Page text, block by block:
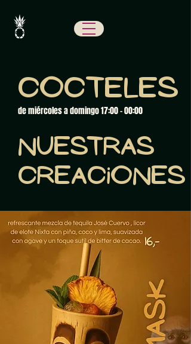
Cocteles
de miércoles a domingo 17:00 - 00:00
Nuestras
creaciones